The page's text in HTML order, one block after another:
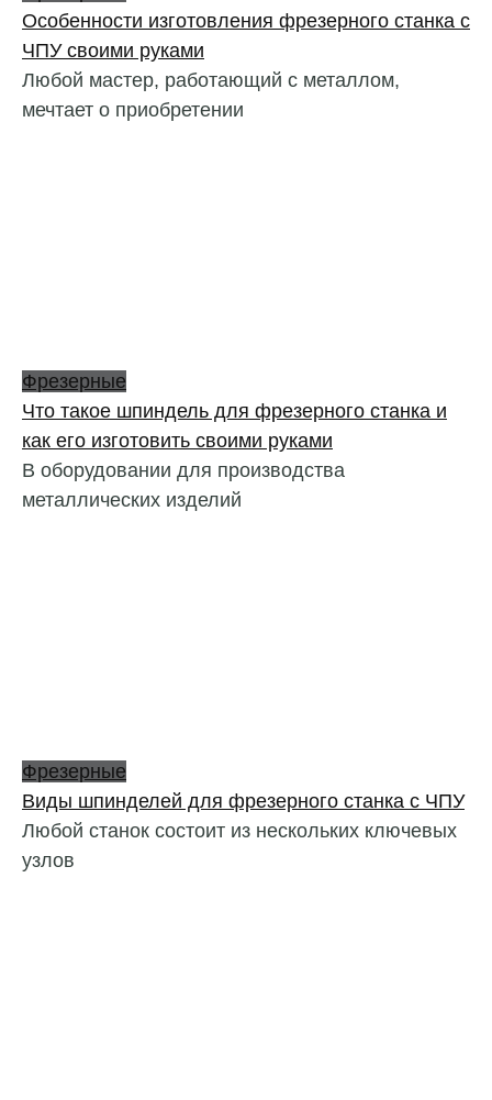
Особенности изготовления фрезерного станка с
ЧПУ своими руками
Любой мастер, работающий с металлом,
мечтает о приобретении
Фрезерные
Что такое шпиндель для фрезерного станка и
как его изготовить своими руками
В оборудовании для производства
металлических изделий
Фрезерные
Виды шпинделей для фрезерного станка с ЧПУ
Любой станок состоит из нескольких ключевых
узлов